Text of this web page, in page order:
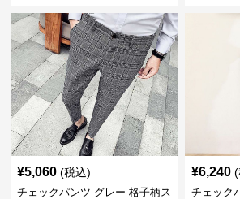
¥5,060 (税込)
チェックパンツ グレー 格子柄ス
¥6,240 (
チェック